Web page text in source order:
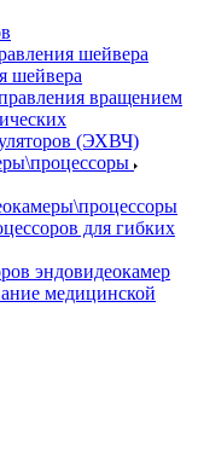
шейвера
шейвера
вращением
(ЭХВЧ)
для гибких
эндовидеокамер
медицинской